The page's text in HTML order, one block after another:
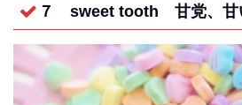
７ sweet tooth 甘党、甘